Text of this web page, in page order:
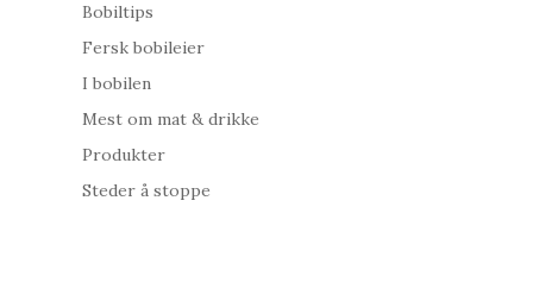
Bobiltips
Fersk bobileier
I bobilen
Mest om mat & drikke
Produkter
Steder å stoppe